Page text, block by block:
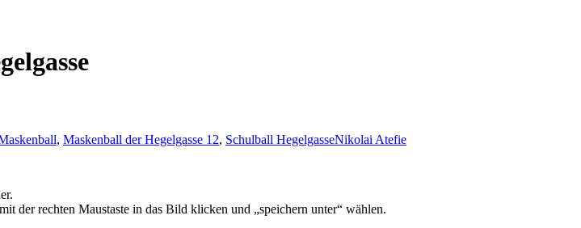
, Maskenball der Hegelgasse 12, Schulball HegelgasseNikolai Atefie
der rechten Maustaste in das Bild klicken und „speichern unter“ wählen.